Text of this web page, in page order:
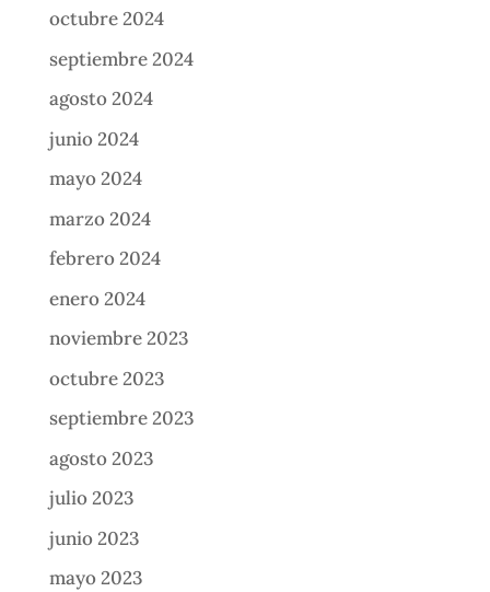
octubre 2024
septiembre 2024
agosto 2024
junio 2024
mayo 2024
marzo 2024
febrero 2024
enero 2024
noviembre 2023
octubre 2023
septiembre 2023
agosto 2023
julio 2023
junio 2023
mayo 2023